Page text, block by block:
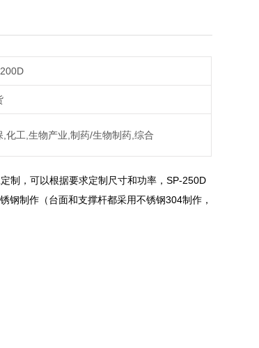
,化工,生物产业,制药/生物制药,综合
制，可以根据要求定制尺寸和功率，SP-250D
钢制作（台面和支撑杆都采用不锈钢304制作，